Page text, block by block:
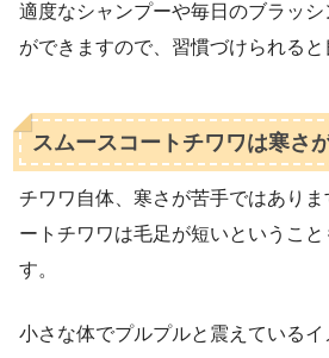
適度なシャンプーや毎日のブラッ
ができますので、習慣づけられると
スムースコートチワワは寒さ
チワワ自体、寒さが苦手ではあり
ートチワワは毛足が短いというこ
す。
小さな体でプルプルと震えている